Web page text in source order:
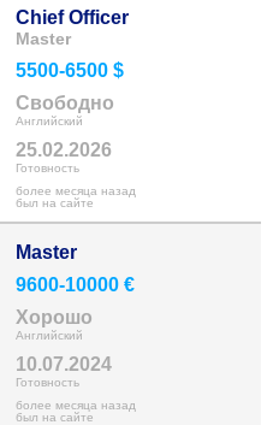
Chief Officer
Master
5500-6500 $
Свободно
Английский
25.02.2026
Готовность
более месяца назад
был на сайте
Master
9600-10000 €
Хорошо
Английский
10.07.2024
Готовность
более месяца назад
был на сайте